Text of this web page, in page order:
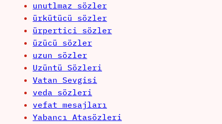
unutlmaz sözler
ürkütücü sözler
ürpertici sözler
üzücü sözler
uzun sözler
Uzüntü Sözleri
Vatan Sevgisi
veda sözleri
vefat mesajları
Yabancı Atasözleri